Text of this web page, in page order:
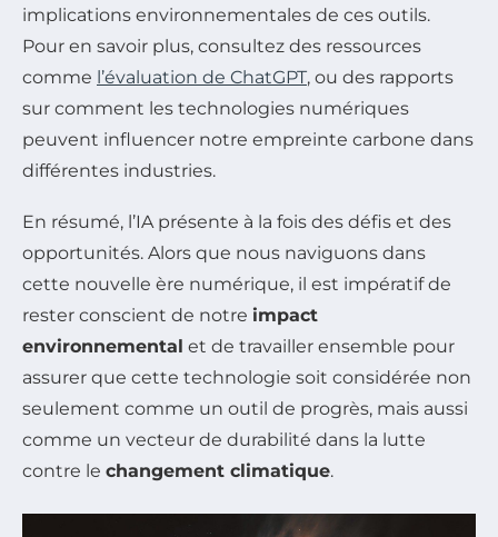
implications environnementales de ces outils.
Pour en savoir plus, consultez des ressources
comme l’évaluation de ChatGPT, ou des rapports
sur comment les technologies numériques
peuvent influencer notre empreinte carbone dans
différentes industries.
En résumé, l’IA présente à la fois des défis et des
opportunités. Alors que nous naviguons dans
cette nouvelle ère numérique, il est impératif de
rester conscient de notre impact
environnemental et de travailler ensemble pour
assurer que cette technologie soit considérée non
seulement comme un outil de progrès, mais aussi
comme un vecteur de durabilité dans la lutte
contre le changement climatique.